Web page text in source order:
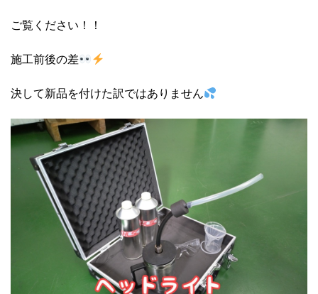
ご覧ください！！
施工前後の差
決して新品を付けた訳ではありません